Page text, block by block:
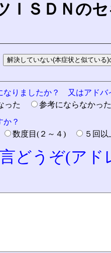
ＩＳＤＮの
なりましたか？ 又はアドバ
った
参考にならなか
か？
数度目(２～４) ５回
どうぞ(ア